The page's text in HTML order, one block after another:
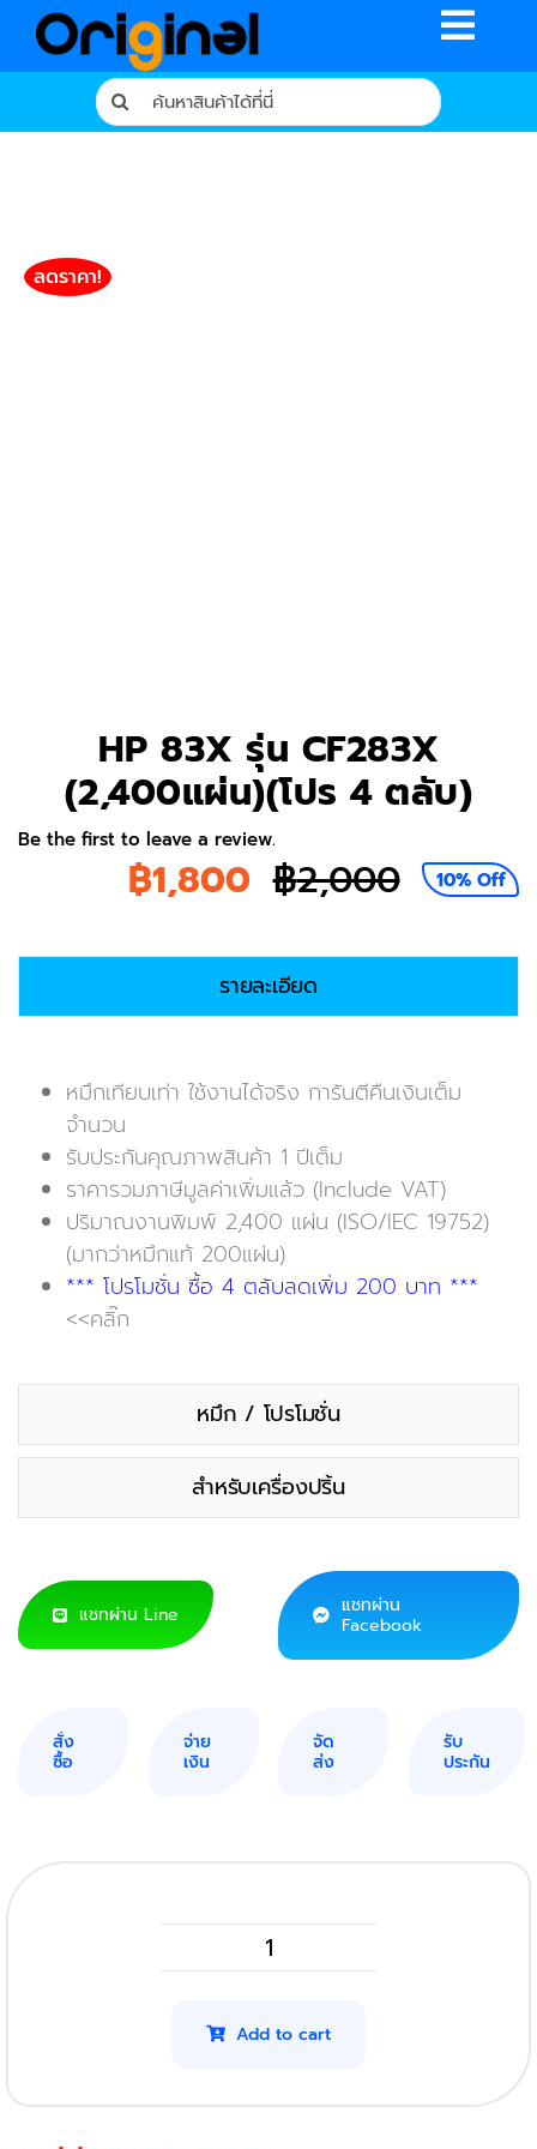
Toggle
Search
for:
ลดราคา!
HP 83X รุ่น CF283X
(2,400แผ่น)(โปร 4 ตลับ)
Be the first to leave a review.
฿2,000Original
price
was:
฿2,000.
฿1,800
Current
price
is:
฿1,800.
10% Off
รายละเอียด
หมึกเทียบเท่า ใช้งานได้จริง การันตีคืนเงินเต็ม
จำนวน
รับประกันคุณภาพสินค้า 1 ปีเต็ม
ราคารวมภาษีมูลค่าเพิ่มแล้ว (Include VAT)
ปริมาณงานพิมพ์ 2,400 แผ่น (ISO/IEC 19752)
(มากว่าหมึกแท้ 200แผ่น)
*** โปรโมชั่น ซื้อ 4 ตลับลดเพิ่ม 200 บาท ***
<<คลิ๊ก
หมึก / โปรโมชั่น
สำหรับเครื่องปริ้น
แชทผ่าน Line
แชทผ่าน
Facebook
สั่ง
ซื้อ
จ่าย
เงิน
จัด
ส่ง
รับ
ประกัน
HP
รุ่น
Add to cart